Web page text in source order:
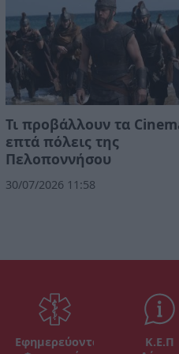
Τι προβάλλουν τα
επτά πόλεις της
Πελοποννήσου
30/07/2026 11:58
Εφημερεύοντα
Κ.Ε.Π